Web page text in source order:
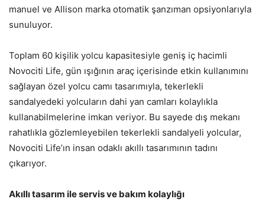
manuel ve Allison marka otomatik şanzıman opsiyonlarıyla
sunuluyor.
Toplam 60 kişilik yolcu kapasitesiyle geniş iç hacimli
Novociti Life, gün ışığının araç içerisinde etkin kullanımını
sağlayan özel yolcu camı tasarımıyla, tekerlekli
sandalyedeki yolcuların dahi yan camları kolaylıkla
kullanabilmelerine imkan veriyor. Bu sayede dış mekanı
rahatlıkla gözlemleyebilen tekerlekli sandalyeli yolcular,
Novociti Life’ın insan odaklı akıllı tasarımının tadını
çıkarıyor.
Akıllı tasarım ile servis ve bakım kolaylığı